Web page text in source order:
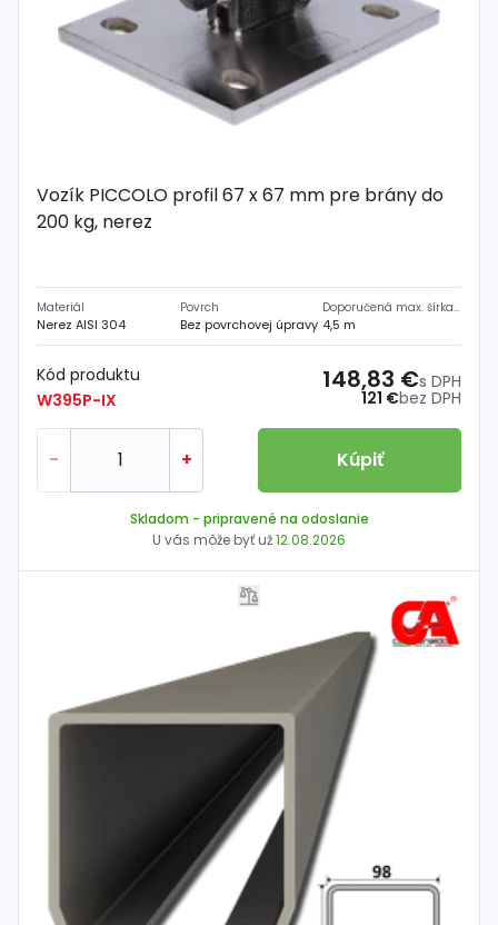
Vozík PICCOLO profil 67 x 67 mm pre brány do
200 kg, nerez
Materiál
Nerez AISI 304
Povrch
Bez povrchovej úpravy
Doporučená max. šírka prejazdu
4,5 m
Kód produktu
W395P-IX
121 €bez DPH
148,83 €s DPH
- + Kúpiť
Skladom - pripravené na odoslanie
U vás môže byť už12.08.2026